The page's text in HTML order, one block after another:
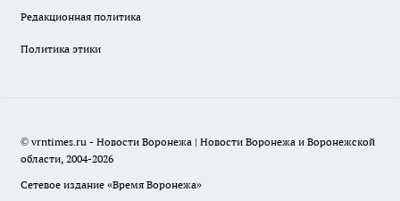
Редакционная политика
Политика этики
© vrntimes.ru - Новости Воронежа | Новости Воронежа и Воронежской
области, 2004-2026
Сетевое издание «Время Воронежа»